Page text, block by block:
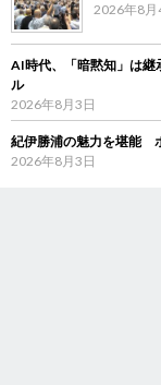
2026年8月
AI時代、「暗黙知」は
ル
2026年8月3日
紀伊勝浦の魅力を堪能
2026年8月3日